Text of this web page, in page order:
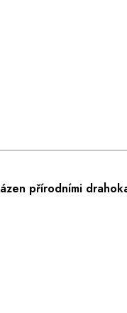
přírodními